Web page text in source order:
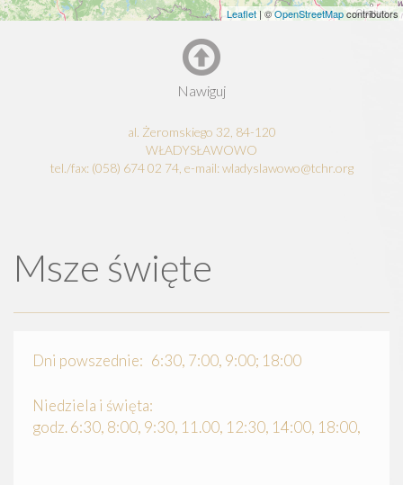
Leaflet | ©OpenStreetMapcontributors
Nawiguj
al. Żeromskiego 32, 84-120
WŁADYSŁAWOWO
tel./fax: (058) 674 02 74, e-mail: wladyslawowo@tchr.org
Msze święte
Dni powszednie: 6:30, 7:00, 9:00; 18:00
Niedziela i święta:
godz. 6:30, 8:00, 9:30, 11.00, 12:30, 14:00, 18:00,